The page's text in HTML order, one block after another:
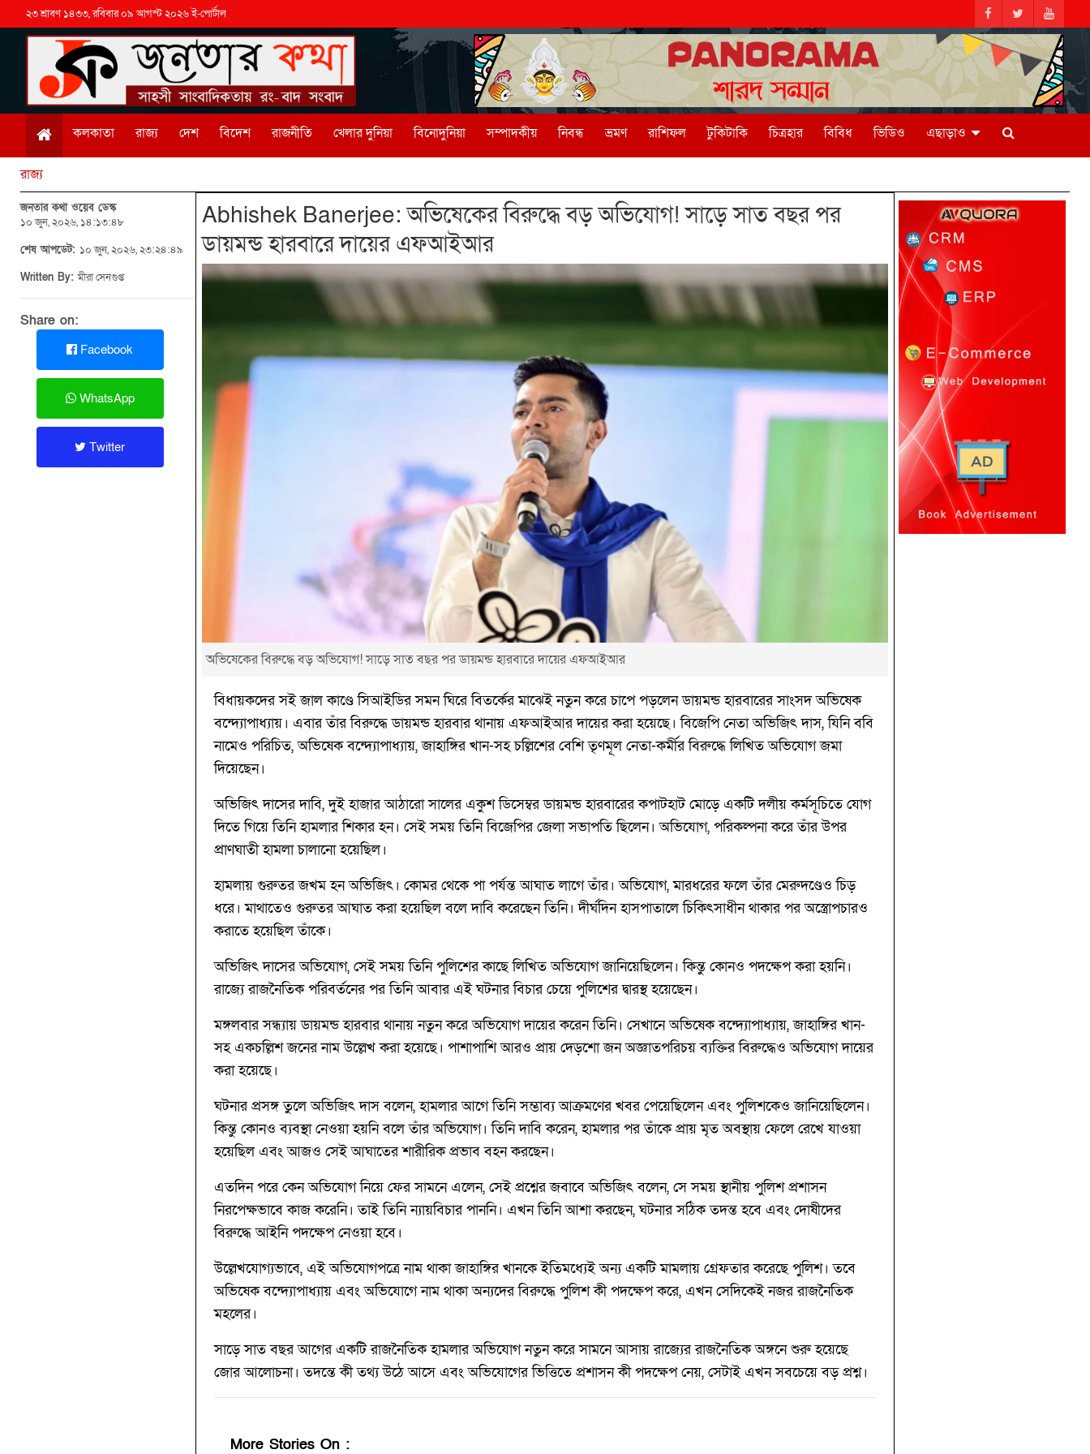
২৩ শ্রাবণ ১৪৩৩, রবিবার ০৯ আগস্ট ২০২৬ ই-পোর্টাল
কলকাতা রাজ্য দেশ বিদেশ রাজনীতি খেলার দুনিয়া বিনোদুনিয়া সম্পাদকীয় নিবন্ধ ভ্রমণ রাশিফল টুকিটাকি চিত্রহার বিবিধ ভিডিও এছাড়াও
রাজ্য
জনতার কথা ওয়েব ডেস্ক
১০ জুন, ২০২৬, ১৪:১৩:৪৮
শেষ আপডেট: ১০ জুন, ২০২৬, ২৩:২৪:৪৯
Written By:মীরা সেনগুপ্ত
Share on:
Facebook
WhatsApp
Twitter
Abhishek Banerjee: অভিষেকের বিরুদ্ধে বড় অভিযোগ! সাড়ে সাত বছর পর
ডায়মন্ড হারবারে দায়ের এফআইআর
অভিষেকের বিরুদ্ধে বড় অভিযোগ! সাড়ে সাত বছর পর ডায়মন্ড হারবারে দায়ের এফআইআর
বিধায়কদের সই জাল কাণ্ডে সিআইডির সমন ঘিরে বিতর্কের মাঝেই নতুন করে চাপে পড়লেন ডায়মন্ড হারবারের সাংসদ অভিষেক
বন্দ্যোপাধ্যায়। এবার তাঁর বিরুদ্ধে ডায়মন্ড হারবার থানায় এফআইআর দায়ের করা হয়েছে। বিজেপি নেতা অভিজিৎ দাস, যিনি ববি
নামেও পরিচিত, অভিষেক বন্দ্যোপাধ্যায়, জাহাঙ্গির খান-সহ চল্লিশের বেশি তৃণমূল নেতা-কর্মীর বিরুদ্ধে লিখিত অভিযোগ জমা
দিয়েছেন।
অভিজিৎ দাসের দাবি, দুই হাজার আঠারো সালের একুশ ডিসেম্বর ডায়মন্ড হারবারের কপাটহাট মোড়ে একটি দলীয় কর্মসূচিতে যোগ
দিতে গিয়ে তিনি হামলার শিকার হন। সেই সময় তিনি বিজেপির জেলা সভাপতি ছিলেন। অভিযোগ, পরিকল্পনা করে তাঁর উপর
প্রাণঘাতী হামলা চালানো হয়েছিল।
হামলায় গুরুতর জখম হন অভিজিৎ। কোমর থেকে পা পর্যন্ত আঘাত লাগে তাঁর। অভিযোগ, মারধরের ফলে তাঁর মেরুদণ্ডেও চিড়
ধরে। মাথাতেও গুরুতর আঘাত করা হয়েছিল বলে দাবি করেছেন তিনি। দীর্ঘদিন হাসপাতালে চিকিৎসাধীন থাকার পর অস্ত্রোপচারও
করাতে হয়েছিল তাঁকে।
অভিজিৎ দাসের অভিযোগ, সেই সময় তিনি পুলিশের কাছে লিখিত অভিযোগ জানিয়েছিলেন। কিন্তু কোনও পদক্ষেপ করা হয়নি।
রাজ্যে রাজনৈতিক পরিবর্তনের পর তিনি আবার এই ঘটনার বিচার চেয়ে পুলিশের দ্বারস্থ হয়েছেন।
মঙ্গলবার সন্ধ্যায় ডায়মন্ড হারবার থানায় নতুন করে অভিযোগ দায়ের করেন তিনি। সেখানে অভিষেক বন্দ্যোপাধ্যায়, জাহাঙ্গির খান-
সহ একচল্লিশ জনের নাম উল্লেখ করা হয়েছে। পাশাপাশি আরও প্রায় দেড়শো জন অজ্ঞাতপরিচয় ব্যক্তির বিরুদ্ধেও অভিযোগ দায়ের
করা হয়েছে।
ঘটনার প্রসঙ্গ তুলে অভিজিৎ দাস বলেন, হামলার আগে তিনি সম্ভাব্য আক্রমণের খবর পেয়েছিলেন এবং পুলিশকেও জানিয়েছিলেন।
কিন্তু কোনও ব্যবস্থা নেওয়া হয়নি বলে তাঁর অভিযোগ। তিনি দাবি করেন, হামলার পর তাঁকে প্রায় মৃত অবস্থায় ফেলে রেখে যাওয়া
হয়েছিল এবং আজও সেই আঘাতের শারীরিক প্রভাব বহন করছেন।
এতদিন পরে কেন অভিযোগ নিয়ে ফের সামনে এলেন, সেই প্রশ্নের জবাবে অভিজিৎ বলেন, সে সময় স্থানীয় পুলিশ প্রশাসন
নিরপেক্ষভাবে কাজ করেনি। তাই তিনি ন্যায়বিচার পাননি। এখন তিনি আশা করছেন, ঘটনার সঠিক তদন্ত হবে এবং দোষীদের
বিরুদ্ধে আইনি পদক্ষেপ নেওয়া হবে।
উল্লেখযোগ্যভাবে, এই অভিযোগপত্রে নাম থাকা জাহাঙ্গির খানকে ইতিমধ্যেই অন্য একটি মামলায় গ্রেফতার করেছে পুলিশ। তবে
অভিষেক বন্দ্যোপাধ্যায় এবং অভিযোগে নাম থাকা অন্যদের বিরুদ্ধে পুলিশ কী পদক্ষেপ করে, এখন সেদিকেই নজর রাজনৈতিক
মহলের।
সাড়ে সাত বছর আগের একটি রাজনৈতিক হামলার অভিযোগ নতুন করে সামনে আসায় রাজ্যের রাজনৈতিক অঙ্গনে শুরু হয়েছে
জোর আলোচনা। তদন্তে কী তথ্য উঠে আসে এবং অভিযোগের ভিত্তিতে প্রশাসন কী পদক্ষেপ নেয়, সেটাই এখন সবচেয়ে বড় প্রশ্ন।
More Stories On :